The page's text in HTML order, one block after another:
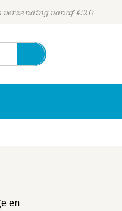
verzending vanaf €20
en
Personen